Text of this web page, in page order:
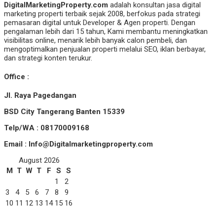
DigitalMarketingProperty.com adalah konsultan jasa digital
marketing properti terbaik sejak 2008, berfokus pada strategi
pemasaran digital untuk Developer & Agen properti. Dengan
pengalaman lebih dari 15 tahun, Kami membantu meningkatkan
visibilitas online, menarik lebih banyak calon pembeli, dan
mengoptimalkan penjualan properti melalui SEO, iklan berbayar,
dan strategi konten terukur.
Office :
Jl. Raya Pagedangan
BSD City Tangerang Banten 15339
Telp/WA : 08170009168
Email : Info@Digitalmarketingproperty.com
August 2026
M T W T F S
S
1
2
3
4 5 6 7 8
9
10 11 12 13 14 15 16